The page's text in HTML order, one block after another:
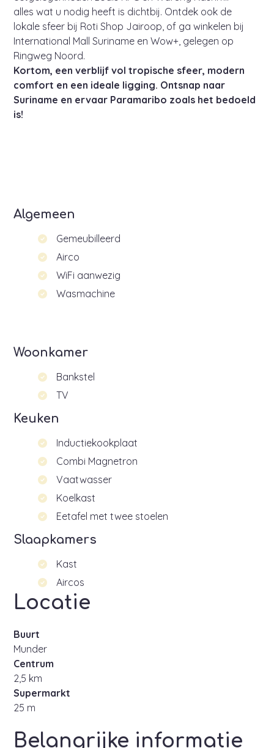
alles wat u nodig heeft is dichtbij. Ontdek ook de
lokale sfeer bij Roti Shop Jairoop, of ga winkelen bij
International Mall Suriname en Wow+, gelegen op
Ringweg Noord.
Kortom, een verblijf vol tropische sfeer, modern
comfort en een ideale ligging. Ontsnap naar
Suriname en ervaar Paramaribo zoals het bedoeld
is!
Algemeen
Gemeubilleerd
Airco
WiFi aanwezig
Wasmachine
Woonkamer
Bankstel
TV
Keuken
Inductiekookplaat
Combi Magnetron
Vaatwasser
Koelkast
Eetafel met twee stoelen
Slaapkamers
Kast
Aircos
Locatie
Buurt
Munder
Centrum
2,5 km
Supermarkt
25 m
Belangrijke informatie